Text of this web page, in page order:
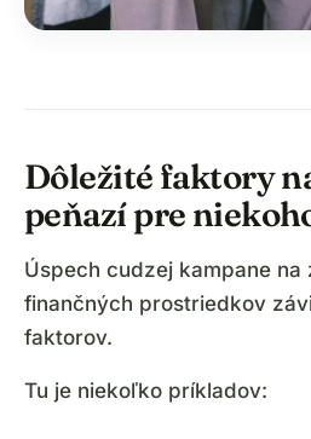
Dôležité faktory
peňazí pre
Úspech cudzej kampane na
finančných prostriedkov
faktorov.
Tu je niekoľko príkladov: